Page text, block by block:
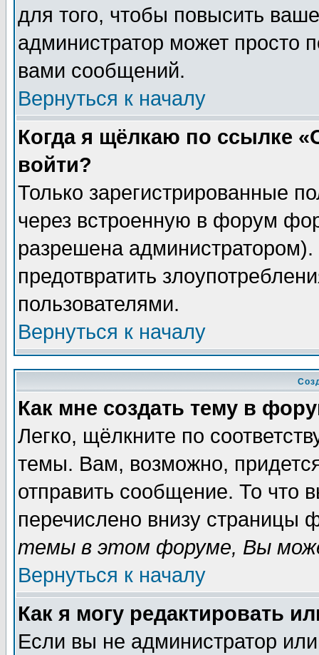
для того, чтобы повысить
администратор может просто
вами сообщений.
Вернуться к началу
Когда я щёлкаю по ссылке
войти?
Только зарегистрированные
через встроенную в форум
разрешена
предотвратить
пользователями.
Вернуться к началу
Как мне создать тему в
Легко, щёлкните по
темы. Вам, возможно,
отправить сообщение. То что
перечислено внизу страницы
темы в этом форуме, Вы
Вернуться к началу
Как я могу редактировать
Если вы не администратор